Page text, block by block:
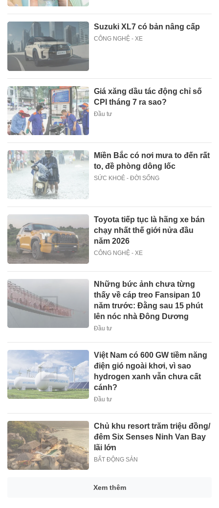
Suzuki XL7 có bản nâng cấp
CÔNG NGHỆ - XE
Giá xăng dầu tác động chỉ số
CPI tháng 7 ra sao?
Đầu tư
Miền Bắc có nơi mưa to đến rất
to, đề phòng dông lốc
SỨC KHOẺ - ĐỜI SỐNG
Toyota tiếp tục là hãng xe bán
chạy nhất thế giới nửa đầu
năm 2026
CÔNG NGHỆ - XE
Những bức ảnh chưa từng
thấy về cáp treo Fansipan 10
năm trước: Đằng sau 15 phút
lên nóc nhà Đông Dương
Đầu tư
Việt Nam có 600 GW tiềm năng
điện gió ngoài khơi, vì sao
hydrogen xanh vẫn chưa cất
cánh?
Đầu tư
Chủ khu resort trăm triệu đồng/
đêm Six Senses Ninh Van Bay
lãi lớn
BẤT ĐỘNG SẢN
Xem thêm